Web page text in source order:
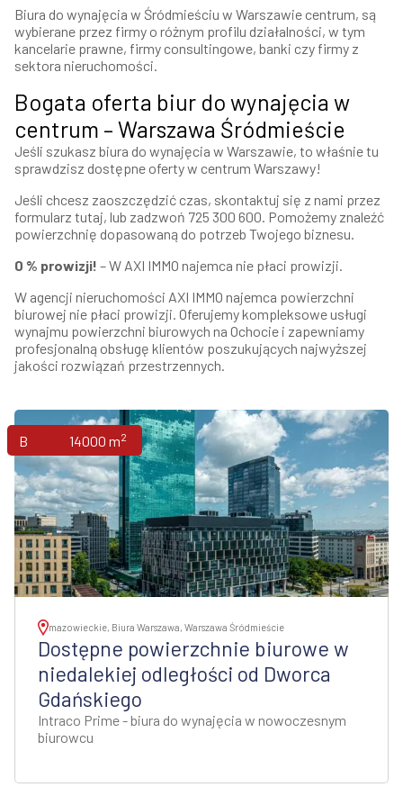
Biura do wynajęcia w Śródmieściu w Warszawie centrum, są
wybierane przez firmy o różnym profilu działalności, w tym
kancelarie prawne, firmy consultingowe, banki czy firmy z
sektora nieruchomości.
Bogata oferta biur do wynajęcia w
centrum – Warszawa Śródmieście
Jeśli szukasz biura do wynajęcia w Warszawie, to właśnie tu
sprawdzisz dostępne oferty w centrum Warszawy!
Jeśli chcesz zaoszczędzić czas, skontaktuj się z nami przez
formularz tutaj, lub zadzwoń 725 300 600. Pomożemy znaleźć
powierzchnię dopasowaną do potrzeb Twojego biznesu.
0 % prowizji! – W AXI IMMO najemca nie płaci prowizji.
W agencji nieruchomości AXI IMMO najemca powierzchni
biurowej nie płaci prowizji. Oferujemy kompleksowe usługi
wynajmu powierzchni biurowych na Ochocie i zapewniamy
profesjonalną obsługę klientów poszukujących najwyższej
jakości rozwiązań przestrzennych.
Biura 14000 m2
mazowieckie, Biura Warszawa, Warszawa Śródmieście
Dostępne powierzchnie biurowe w
niedalekiej odległości od Dworca
Gdańskiego
Intraco Prime - biura do wynajęcia w nowoczesnym
biurowcu